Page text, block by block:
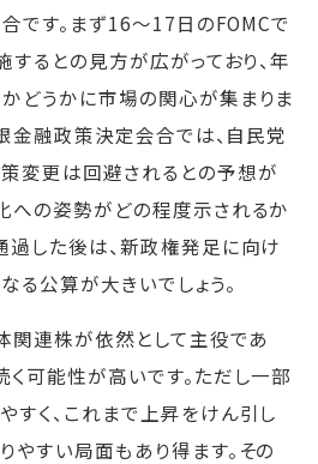
です。まず16〜17日のFOMCで
るとの見方が広がっており、年
どうかに市場の関心が集まりま
金融政策決定会合では、自民党
変更は回避されるとの予想が
への姿勢がどの程度示されるか
過した後は、新政権発足に向け
る公算が大きいでしょう。
関連株が依然として主役であ
く可能性が高いです。ただし一部
すく、これまで上昇をけん引し
やすい局面もあり得ます。その